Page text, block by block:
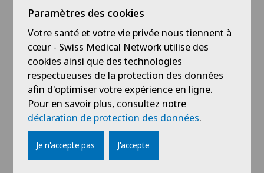
déclaration de protection des données
Comment avez-vous entendu parler de nous ?
Newsletter
Je souhaite recevoir les dernières mises à jour
et informations du Swiss Medical Network par le
biais de la Newsletter.
Paramètres des cookies
Votre santé et votre vie privée nous tiennent à
cœur - Swiss Medical Network utilise des
cookies ainsi que des technologies
respectueuses de la protection des données
afin d'optimiser votre expérience en ligne.
Pour en savoir plus, consultez notre
déclaration de protection des données.
Je n'accepte pas J'accepte